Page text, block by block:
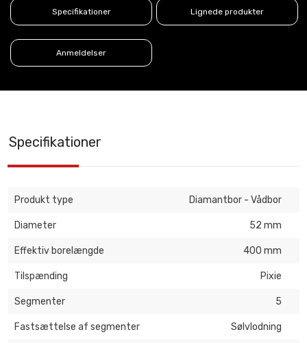
Specifikationer Lignede produkter
Anmeldelser
Specifikationer
Produkt type Diamantbor - Vådbor
Diameter 52 mm
Effektiv borelængde 400 mm
Tilspænding Pixie
Segmenter 5
Fastsættelse af segmenter Sølvlodning